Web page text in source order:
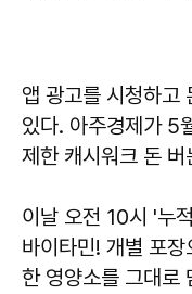
앱 광고를 시청하고
있다. 아주경제가 5
제한 캐시워크 돈
이날 오전 10시 '누
바이타민! 개별 포
한 영양소를 그대로